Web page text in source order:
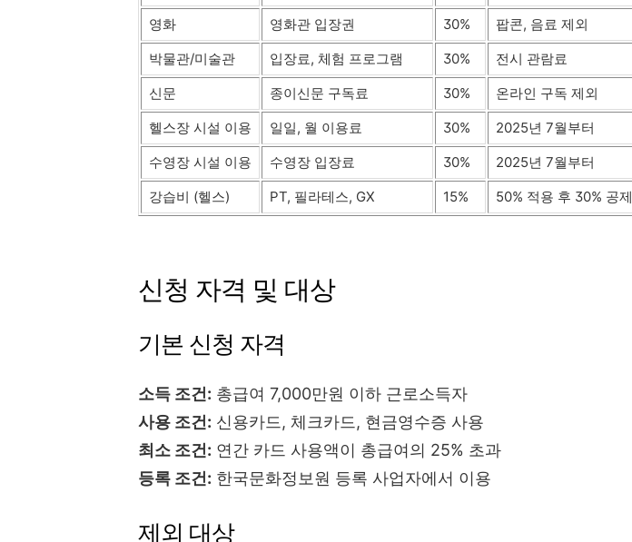
영화
영화관 입장권 30%
팝콘, 음료 제외
박물관/미술관
입장료, 체험 프로그램 30%
전시 관람료
신문
종이신문 구독료 30%
온라인 구독 제외
헬스장 시설 이용
일일, 월 이용료 30%
2025년 7월부터
수영장 시설 이용
수영장 입장료 30%
2025년 7월부터
강습비 (헬스)
PT, 필라테스, GX 15% 50% 적용 후 30% 공제
신청 자격 및 대상
기본 신청 자격
소득 조건: 총급여 7,000만원 이하 근로소득자
사용 조건: 신용카드, 체크카드, 현금영수증 사용
최소 조건: 연간 카드 사용액이 총급여의 25% 초과
등록 조건: 한국문화정보원 등록 사업자에서 이용
제외 대상